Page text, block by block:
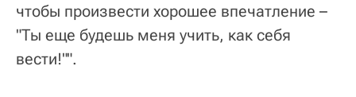
чтобы произвести хорошее впечатление –
"Ты еще будешь меня учить, как себя
вести!"".